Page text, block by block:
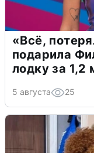
«Всё,
подарила
лодку за 1,2
5 августа 25